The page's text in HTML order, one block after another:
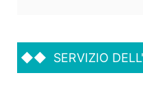
◆◆ SERVIZIO